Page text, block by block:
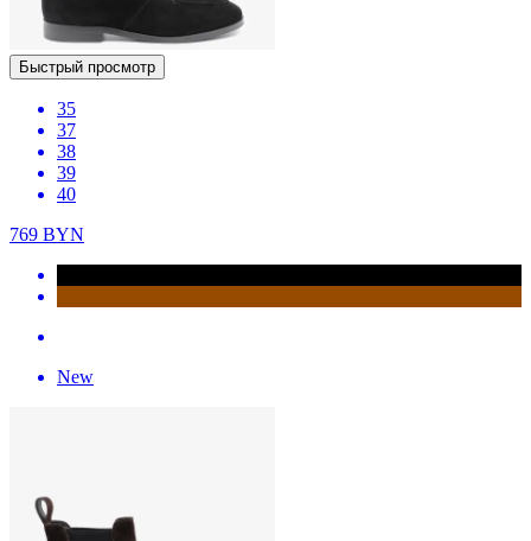
Быстрый просмотр
35
37
38
39
40
769 BYN
New